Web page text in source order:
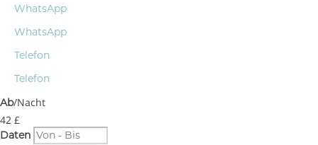
WhatsApp
WhatsApp
Telefon
Telefon
Ab/Nacht
42 £
Daten